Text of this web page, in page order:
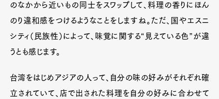
のなかから近いもの同士をスワップして、料理の香りにほん
のり違和感をつけるようなことをしますね。ただ、国やエスニ
シティ（民族性）によって、味覚に関する“見えている色”が違
うとも感じます。
台湾をはじめアジアの人って、自分の味の好みがそれぞれ確
立されていて、店で出された料理を自分の好みに合わせて